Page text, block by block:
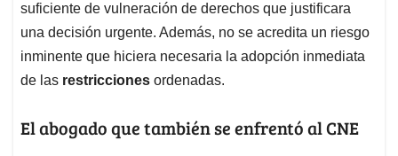
suficiente de vulneración de derechos que justificara
una decisión urgente. Además, no se acredita un riesgo
inminente que hiciera necesaria la adopción inmediata
de las restricciones ordenadas.
El abogado que también se enfrentó al CNE